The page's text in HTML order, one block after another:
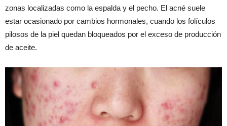
zonas localizadas como la espalda y el pecho. El acné suele
estar ocasionado por cambios hormonales, cuando los folículos
pilosos de la piel quedan bloqueados por el exceso de producción
de aceite.